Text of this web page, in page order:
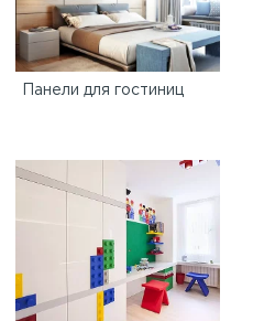
Панели для гостиниц